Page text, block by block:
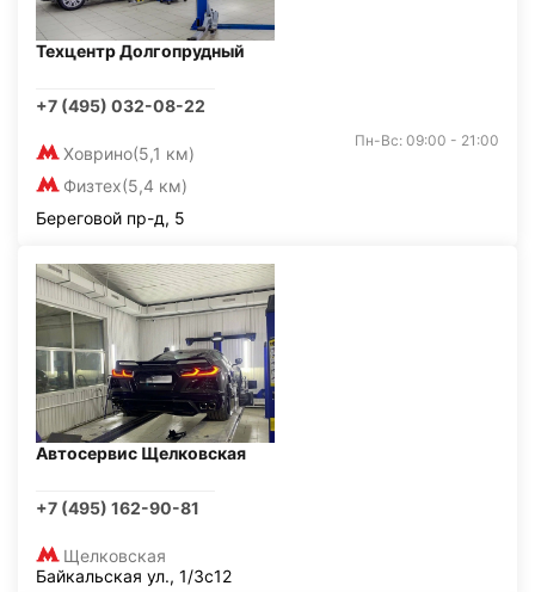
Техцентр Долгопрудный
+7 (495) 032-08-22
Ховрино(5,1 км)
Физтех(5,4 км)
Пн-Вс: 09:00 - 21:00
Береговой пр-д, 5
Автосервис Щелковская
+7 (495) 162-90-81
Щелковская
Байкальская ул., 1/3с12